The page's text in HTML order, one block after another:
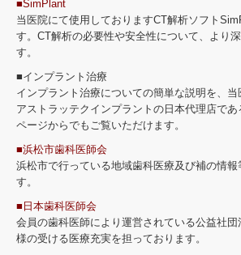
■SimPlant
当医院にて使用しておりますCT解析ソフト
す。CT解析の必要性や安全性について、より
す。
■インプラント治療
インプラント治療についての簡単な説明を、
アストラッテクインプラントの日本代理店で
ページからでもご覧いただけます。
■浜松市歯科医師会
浜松市で行っている地域歯科医療及び補の情報
す。
■日本歯科医師会
会員の歯科医師により運営されている公益社
様の受ける医療充実を担っております。